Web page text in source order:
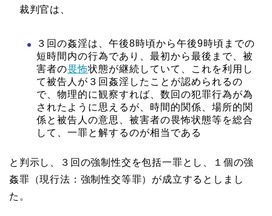
裁判官は、
３回の姦淫は、午後8時頃から午後9時頃までの
短時間内の行為であり、最初から最後まで、被
害者の畏怖状態が継続していて、これを利用し
て被告人が３回姦淫したことが認められるの
で、物理的に観察すれば、数回の犯罪行為が為
されたように思えるが、時間的関係、場所的関
係と被告人の意思、被害者の畏怖状態等を総合
して、一罪と解するのが相当である
と判示し、３回の強制性交を包括一罪とし、１個の強
姦罪（現行法：強制性交等罪）が成立するとしまし
た。